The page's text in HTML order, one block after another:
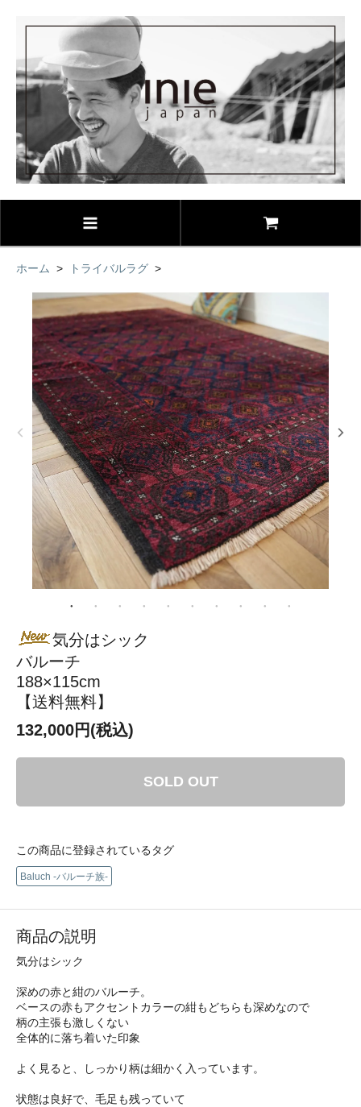
ホーム > トライバルラグ >
気分はシック
バルーチ
188×115cm
【送料無料】
132,000円(税込)
SOLD OUT
この商品に登録されているタグ
Baluch -バルーチ族-
商品の説明
気分はシック
深めの赤と紺のバルーチ。
ベースの赤もアクセントカラーの紺もどちらも深めなので
柄の主張も激しくない
全体的に落ち着いた印象
よく見ると、しっかり柄は細かく入っています。
状態は良好で、毛足も残っていて